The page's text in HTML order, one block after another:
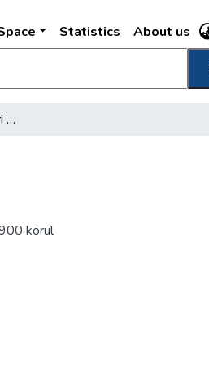
Statistics About us
Gerlóczy-utcai oldal udvari rész /
körül